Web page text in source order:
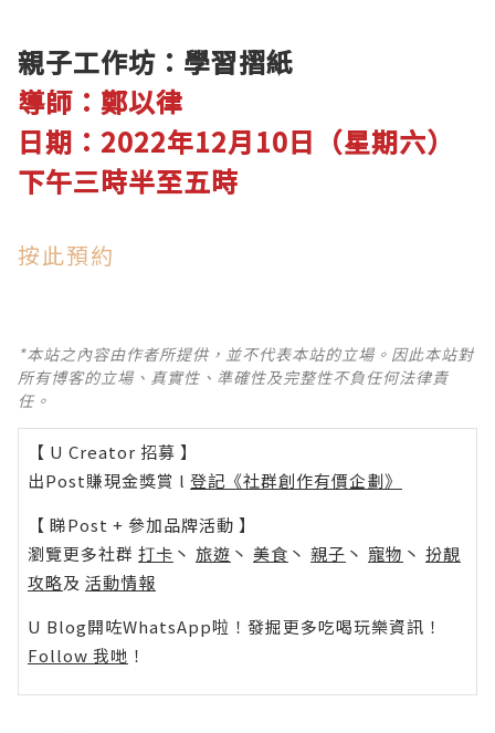
親子工作坊：學習摺紙
導師：鄭以律
日期：2022年12月10日（星期六）​
下午三時半至五時
按此預約
*本站之內容由作者所提供，並不代表本站的立場。因此本站對
所有博客的立場、真實性、準確性及完整性不負任何法律責
任。
【 U Creator 招募 】
出Post賺現金獎賞 l 登記《社群創作有價企劃》
【 睇Post + 參加品牌活動 】
瀏覽更多社群 打卡 丶 旅遊 丶 美食 丶 親子 丶 寵物 丶 扮靚
攻略及 活動情報
U Blog開咗WhatsApp啦！發掘更多吃喝玩樂資訊！
Follow 我哋 ！